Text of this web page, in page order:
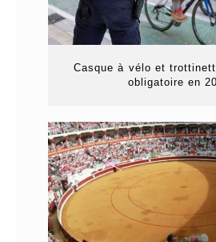
Casque à vélo et
obligatoire en